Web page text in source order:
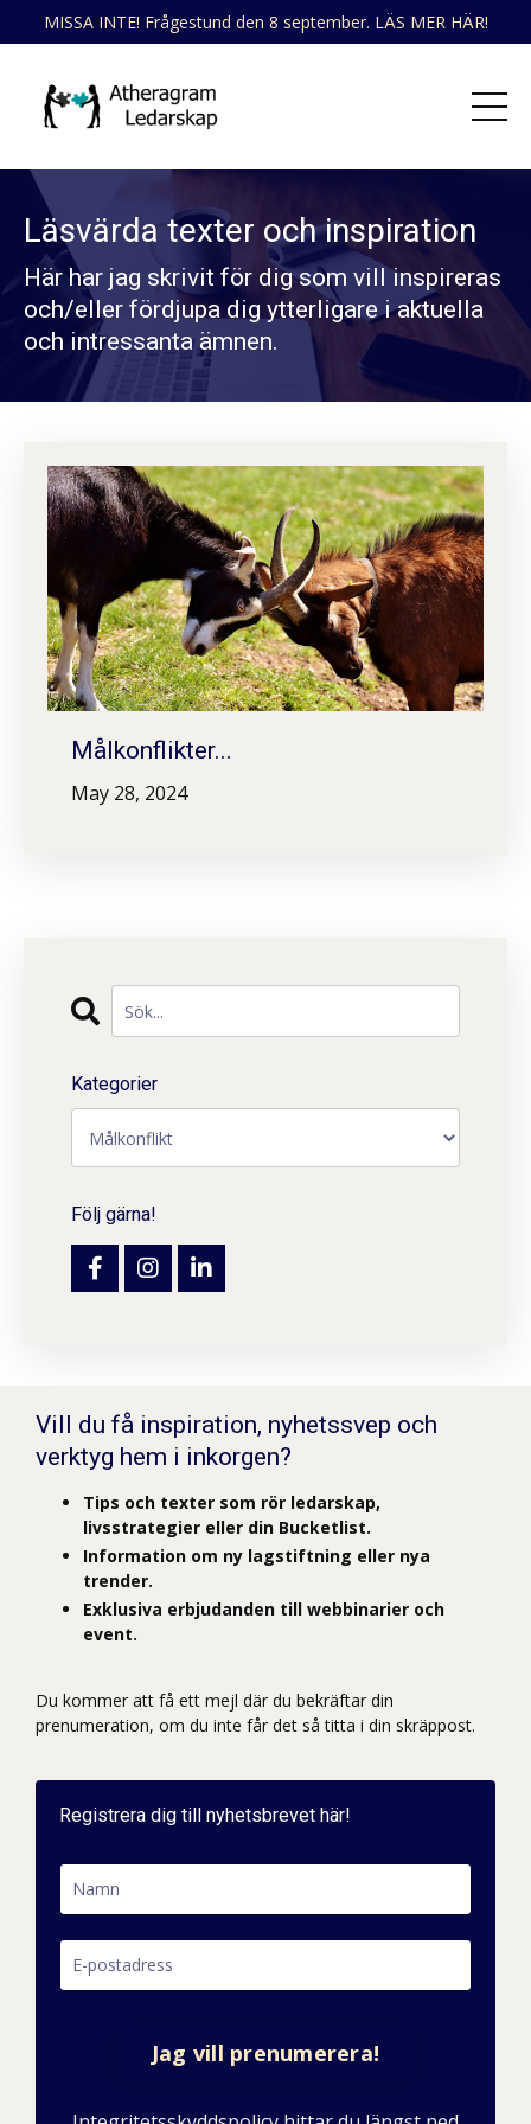
MISSA INTE! Frågestund den 8 september. LÄS MER HÄR!
Läsvärda texter och inspiration
Här har jag skrivit för dig som vill inspireras
och/eller fördjupa dig ytterligare i aktuella
och intressanta ämnen.
Målkonflikter...
May 28, 2024
Kategorier
Följ gärna!
Vill du få inspiration, nyhetssvep och
verktyg hem i inkorgen?
Tips och texter som rör ledarskap,
livsstrategier eller din Bucketlist.
Information om ny lagstiftning eller nya
trender.
Exklusiva erbjudanden till webbinarier och
event.
Du kommer att få ett mejl där du bekräftar din
prenumeration, om du inte får det så titta i din skräppost.
Registrera dig till nyhetsbrevet här!
Jag vill prenumerera!